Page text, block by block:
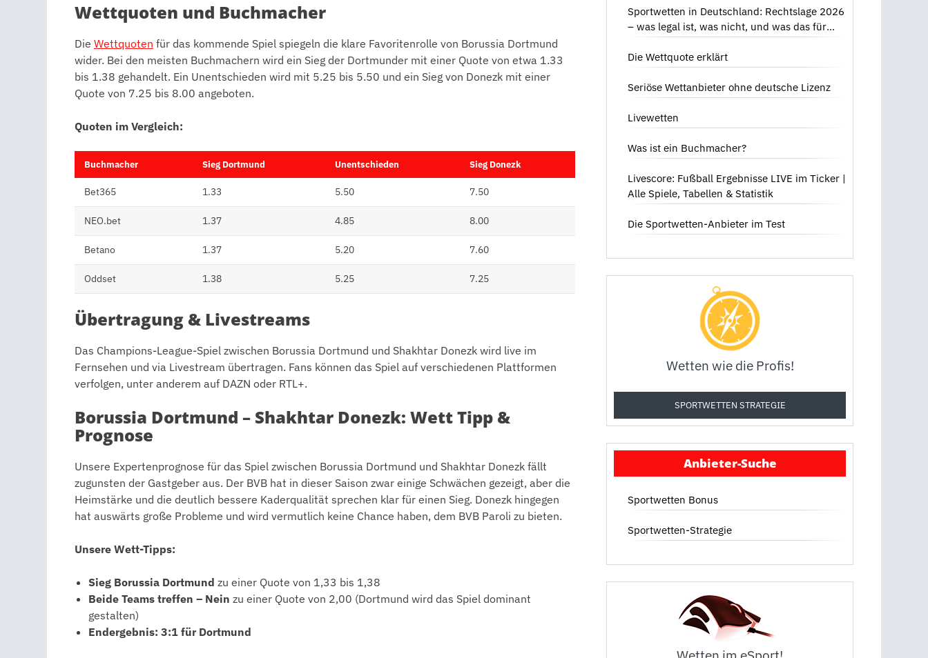
Wettquoten und Buchmacher
Die Wettquoten für das kommende Spiel spiegeln die klare Favoritenrolle von Borussia Dortmund
wider. Bei den meisten Buchmachern wird ein Sieg der Dortmunder mit einer Quote von etwa 1.33
bis 1.38 gehandelt. Ein Unentschieden wird mit 5.25 bis 5.50 und ein Sieg von Donezk mit einer
Quote von 7.25 bis 8.00 angeboten.
Quoten im Vergleich:
Buchmacher Sieg Dortmund Unentschieden Sieg Donezk
Bet365 1.33 5.50 7.50
NEO.bet 1.37 4.85 8.00
Betano 1.37 5.20 7.60
Oddset 1.38 5.25 7.25
Übertragung & Livestreams
Das Champions-League-Spiel zwischen Borussia Dortmund und Shakhtar Donezk wird live im
Fernsehen und via Livestream übertragen. Fans können das Spiel auf verschiedenen Plattformen
verfolgen, unter anderem auf DAZN oder RTL+.
Borussia Dortmund – Shakhtar Donezk: Wett Tipp &
Prognose
Unsere Expertenprognose für das Spiel zwischen Borussia Dortmund und Shakhtar Donezk fällt
zugunsten der Gastgeber aus. Der BVB hat in dieser Saison zwar einige Schwächen gezeigt, aber die
Heimstärke und die deutlich bessere Kaderqualität sprechen klar für einen Sieg. Donezk hingegen
hat auswärts große Probleme und wird vermutlich keine Chance haben, dem BVB Paroli zu bieten.
Unsere Wett-Tipps:
Sieg Borussia Dortmund zu einer Quote von 1,33 bis 1,38
Beide Teams treffen – Nein zu einer Quote von 2,00 (Dortmund wird das Spiel dominant
gestalten)
Endergebnis: 3:1 für Dortmund
Sportwetten in Deutschland: Rechtslage 2026
– was legal ist, was nicht, und was das für
Die Wettquote erklärt
Seriöse Wettanbieter ohne deutsche Lizenz
Livewetten
Was ist ein Buchmacher?
Livescore: Fußball Ergebnisse LIVE im Ticker |
Alle Spiele, Tabellen & Statistik
Die Sportwetten-Anbieter im Test
Wetten wie die Profis!
SPORTWETTEN STRATEGIE
Anbieter-Suche
Sportwetten Bonus
Sportwetten-Strategie